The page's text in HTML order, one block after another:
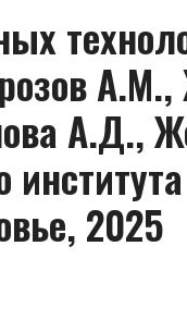
А.М.,
А.Д.,
2025